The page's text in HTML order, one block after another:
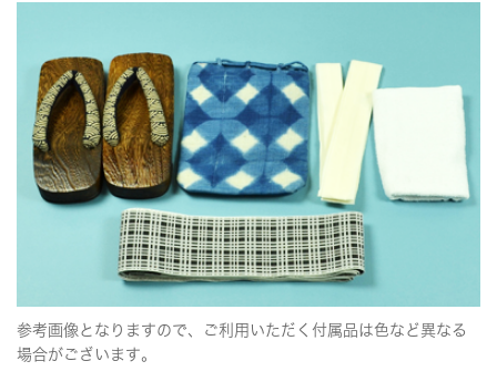
参考画像となりますので、ご利用いただく付属品は色など異なる
場合がございます。